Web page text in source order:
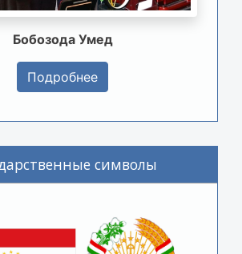
Бобозода Умед
Подробнее
символы